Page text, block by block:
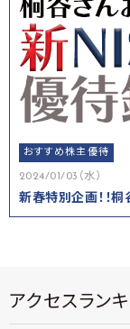
おすすめ株主優待
2024/01/03（水）
新春特別企画！！
アクセスラン